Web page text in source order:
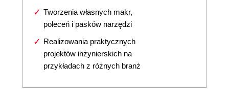
Tworzenia własnych makr,
poleceń i pasków narzędzi
Realizowania praktycznych
projektów inżynierskich na
przykładach z różnych branż